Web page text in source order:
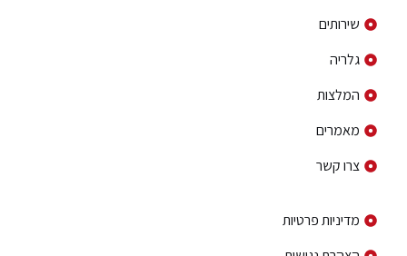
שירותים
גלריה
המלצות
מאמרים
צרו קשר
מדיניות פרטיות